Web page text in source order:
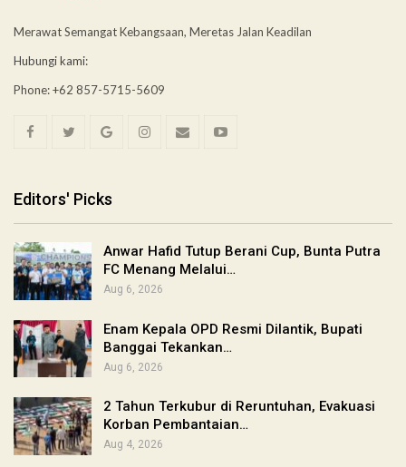
Merawat Semangat Kebangsaan, Meretas Jalan Keadilan
Hubungi kami:
Phone: +62 857-5715-5609
Editors' Picks
Anwar Hafid Tutup Berani Cup, Bunta Putra
FC Menang Melalui…
Aug 6, 2026
Enam Kepala OPD Resmi Dilantik, Bupati
Banggai Tekankan…
Aug 6, 2026
2 Tahun Terkubur di Reruntuhan, Evakuasi
Korban Pembantaian…
Aug 4, 2026